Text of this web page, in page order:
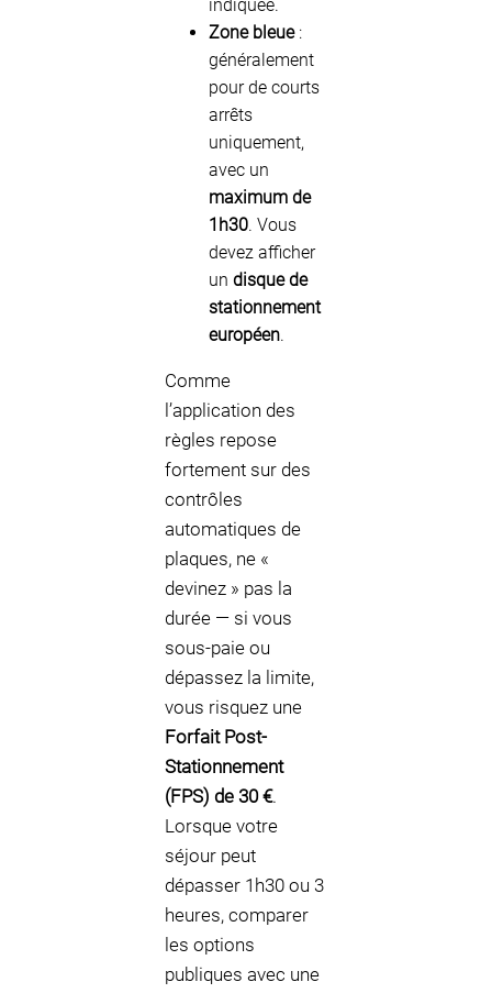
indiquée.
Zone bleue:
généralement
pour de courts
arrêts
uniquement,
avec un
maximum de
1h30. Vous
devez afficher
un disque de
stationnement
européen.
Comme
l’application des
règles repose
fortement sur des
contrôles
automatiques de
plaques, ne «
devinez » pas la
durée — si vous
sous-paie ou
dépassez la limite,
vous risquez une
Forfait Post-
Stationnement
(FPS) de 30 €.
Lorsque votre
séjour peut
dépasser 1h30 ou 3
heures, comparer
les options
publiques avec une